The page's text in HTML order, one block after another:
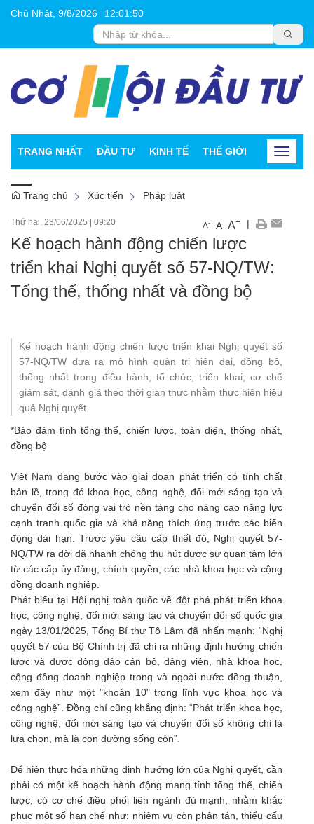
Chủ Nhật, 9/8/2026 12:01 :51
TRANG NHẤT ĐẦU TƯ KINH TẾ THẾ GIỚI CHỨNG
Toggle
Trang chủ Xúc tiến Pháp luật
Thứ hai, 23/06/2025 | 09:20 A- A A+ |
Kế hoạch hành động chiến lược
triển khai Nghị quyết số 57-NQ/TW:
Tổng thể, thống nhất và đồng bộ
Kế hoạch hành động chiến lược triển khai Nghị quyết số
57-NQ/TW đưa ra mô hình quản trị hiện đại, đồng bộ,
thống nhất trong điều hành, tổ chức, triển khai; cơ chế
giám sát, đánh giá theo thời gian thực nhằm thực hiện hiệu
quả Nghị quyết.
*Bảo đảm tính tổng thể, chiến lược, toàn diện, thống nhất,
đồng bộ
Việt Nam đang bước vào giai đoạn phát triển có tính chất
bản lề, trong đó khoa học, công nghệ, đổi mới sáng tạo và
chuyển đổi số đóng vai trò nền tảng cho nâng cao năng lực
cạnh tranh quốc gia và khả năng thích ứng trước các biến
động dài hạn. Trước yêu cầu cấp thiết đó, Nghị quyết 57-
NQ/TW ra đời đã nhanh chóng thu hút được sự quan tâm lớn
từ các cấp ủy đảng, chính quyền, các nhà khoa học và cộng
đồng doanh nghiệp.
Phát biểu tại Hội nghị toàn quốc về đột phá phát triển khoa
học, công nghệ, đổi mới sáng tạo và chuyển đổi số quốc gia
ngày 13/01/2025, Tổng Bí thư Tô Lâm đã nhấn mạnh: “Nghị
quyết 57 của Bộ Chính trị đã chỉ ra những định hướng chiến
lược và được đông đảo cán bộ, đảng viên, nhà khoa học,
cộng đồng doanh nghiệp trong và ngoài nước đồng thuận,
xem đây như một "khoán 10" trong lĩnh vực khoa học và
công nghệ”. Đồng chí cũng khẳng định: “Phát triển khoa học,
công nghệ, đổi mới sáng tạo và chuyển đổi số không chỉ là
lựa chọn, mà là con đường sống còn”.
Để hiện thực hóa những định hướng lớn của Nghị quyết, cần
phải có một kế hoạch hành động mang tính tổng thể, chiến
lược, có cơ chế điều phối liên ngành đủ mạnh, nhằm khắc
phục một số hạn chế như: nhiệm vụ còn phân tán, thiếu cấu